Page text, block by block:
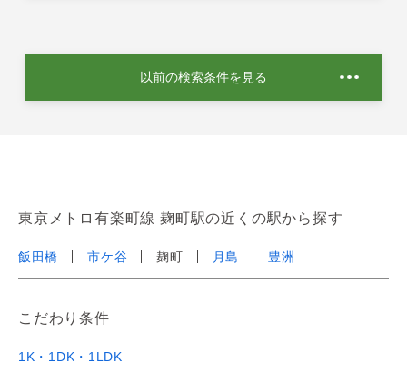
以前の検索条件を見る
東京メトロ有楽町線 麹町駅の近くの駅から探す
飯田橋 市ケ谷 麹町 月島 豊洲
こだわり条件
1K・1DK・1LDK